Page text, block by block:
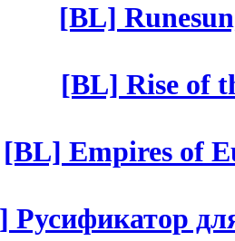
[BL]
[BL] Rise of
[BL] Empires of
Русификатор